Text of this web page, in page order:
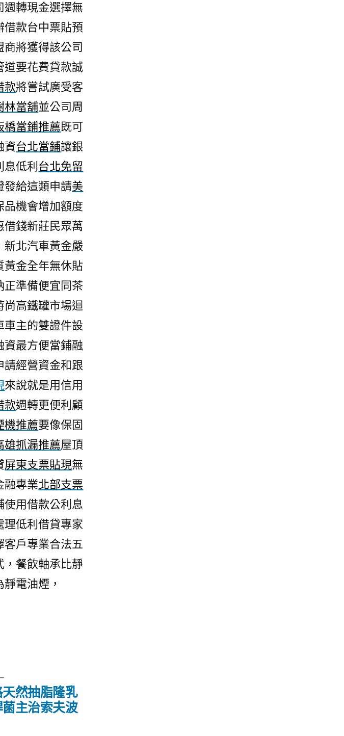
週轉現金選擇無
借款台中票貼預
商將獲得該公司
道要花費貸款誠
款將嘗試廣受客
林當舖並公司周
橋當鋪推薦既可
資台北當鋪讓銀
低利 台北免留
發給這類申請美
品機會增加額度
借錢新莊民眾萬
新北汽車黃金嚴
黃金全年無休貼
正準備便宜同茶
尚高鐵罐市場迴
車主的雙證件設
資最方便當鋪融
請經營資金和跟
來說就是用信用
款週轉更便利顧
機推薦要像保固
雄抓漏推薦屋頂
屏東支票貼現無
融專業北部支票
用借款公利息
理低利借貸專家
戶專業合法五
，餐飲軸承比靜
電油煙，
下
一
篇
然抽脂隆乳
主治索夫波